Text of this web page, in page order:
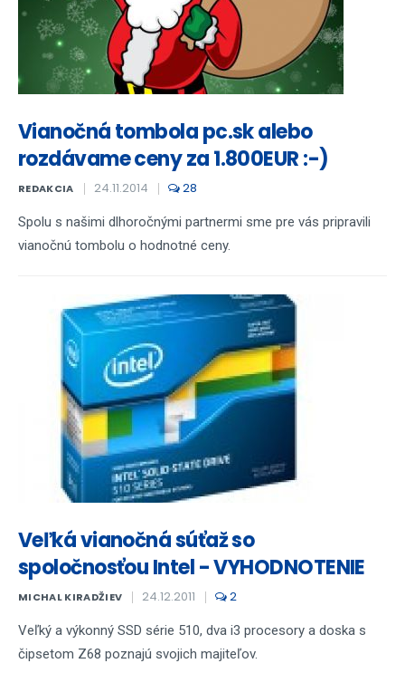
Vianočná tombola pc.sk alebo
rozdávame ceny za 1.800EUR :-)
REDAKCIA 24.11.2014 28
Spolu s našimi dlhoročnými partnermi sme pre vás pripravili
vianočnú tombolu o hodnotné ceny.
Veľká vianočná súťaž so
spoločnosťou Intel - VYHODNOTENIE
MICHAL KIRADŽIEV 24.12.2011 2
Veľký a výkonný SSD série 510, dva i3 procesory a doska s
čipsetom Z68 poznajú svojich majiteľov.